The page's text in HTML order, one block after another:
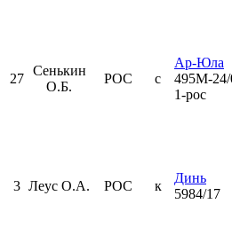
27
Сенькин
О.Б.
РОС с
Ар-Юла
495М-24/
1-рос
3 Леус О.А. РОС к
Динь
5984/17